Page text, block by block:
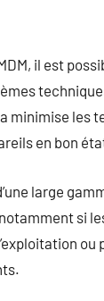
il est
minimise les
en bon
large
si
ou